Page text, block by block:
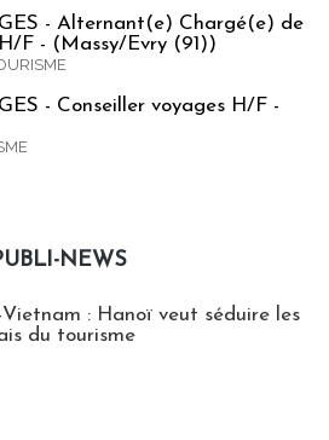
- Alternant(e) Chargé(e) de
F - (Massy/Evry (91))
- Conseiller voyages H/F -
NEWS
: Hanoï veut séduire les
du tourisme